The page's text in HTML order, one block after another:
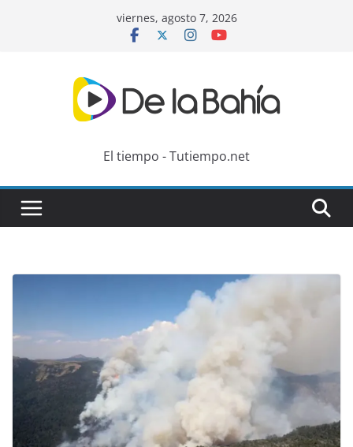
viernes, agosto 7, 2026
El tiempo - Tutiempo.net